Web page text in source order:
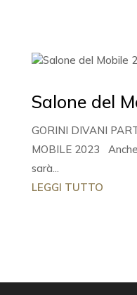
Salone del
GORINI DIVANI
MOBILE 2023
sarà...
LEGGI TUTTO